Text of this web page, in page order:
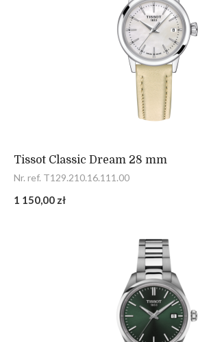
Tissot Classic Dream 28 mm
Nr. ref. T129.210.16.111.00
1 150,00 zł